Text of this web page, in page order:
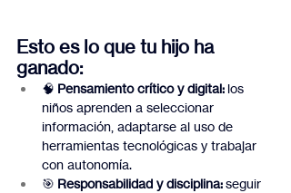
Esto es lo que tu hijo ha
ganado:
🧠 Pensamiento crítico y digital: los
niños aprenden a seleccionar
información, adaptarse al uso de
herramientas tecnológicas y trabajar
con autonomía.
🎯 Responsabilidad y disciplina: seguir